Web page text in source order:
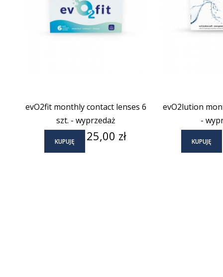
evO2fit monthly contact lenses 6
szt. - wyprzedaż
KUPUJĘ Cena
25,00 zł
evO2lution
-
KUPUJĘ